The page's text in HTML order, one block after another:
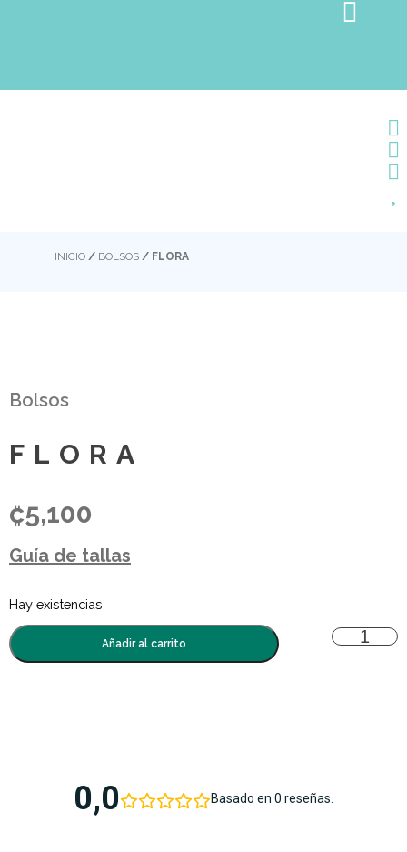
INICIO / BOLSOS / FLORA
Bolsos
FLORA
₡5,100
Guía de tallas
Hay existencias
Añadir al carrito
0,0 Basado en 0 reseñas.